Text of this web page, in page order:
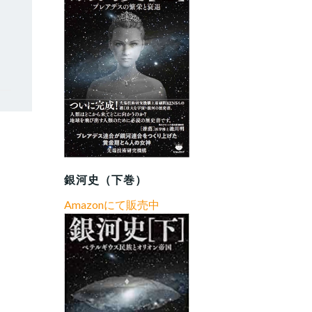
銀河史（下巻）
Amazonにて販売中